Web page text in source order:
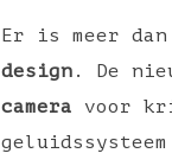
Er is meer
design . De
camera voor